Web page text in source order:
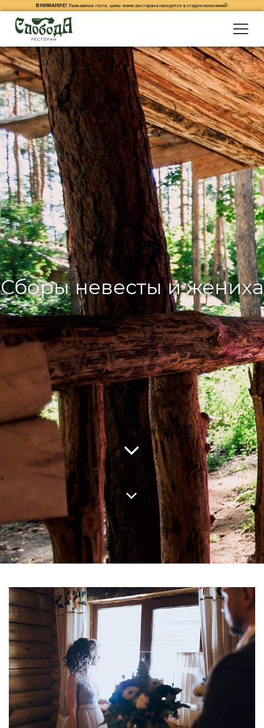
ВНИМАНИЕ! Уважаемые гости, цены меню ресторана находятся в стадии изменений!
Сборы невесты и жениха